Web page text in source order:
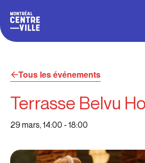
Tous les événements
Terrasse Belvu
29 mars, 14:00 - 18:00